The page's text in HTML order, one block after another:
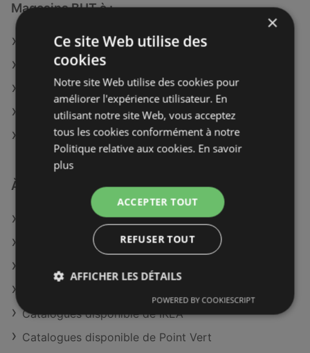
Magasins BUT à :
BUT à Bordeaux
BUT à Brive-la-Gaillarde
BUT à Brignoles
BUT à Istres
BUT à Sarcelles
À découvrir aussi
Offres de Desjoyaux
Offres de E.Leclerc Jardi
Catalogues disponible de IKEA
Catalogues disponible de Point Vert
×
Ce site Web utilise des
cookies
Notre site Web utilise des cookies pour
améliorer l'expérience utilisateur. En
utilisant notre site Web, vous acceptez
tous les cookies conformément à notre
Politique relative aux cookies. En savoir
plus
ACCEPTER TOUT
REFUSER TOUT
AFFICHER LES DÉTAILS
POWERED BY COOKIESCRIPT